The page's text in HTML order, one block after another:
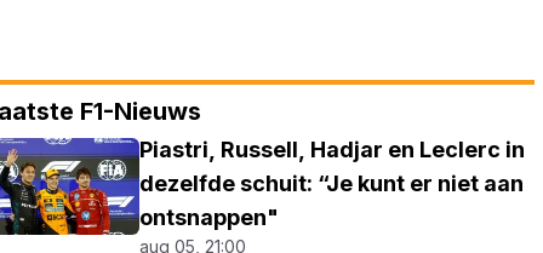
F1-Nieuws
Piastri, Russell, Hadjar en Leclerc in
dezelfde schuit: “Je kunt er niet aan
ontsnappen"
aug 05, 21:00